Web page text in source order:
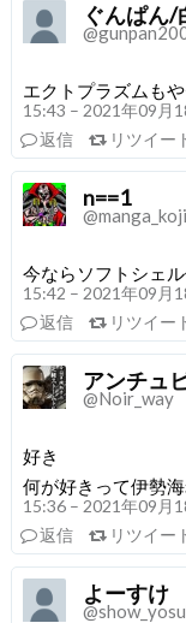
ぐんぱん/
エクトプラズムも
15:43 – 2021年09月
返信
リツイー
n==1
@manga_koji
今ならソフトシェ
15:42 – 2021年09月
返信
リツイー
アンチュ
@Noir_way
好き
何が好きって伊勢
15:36 – 2021年09月
返信
リツイー
よーすけ